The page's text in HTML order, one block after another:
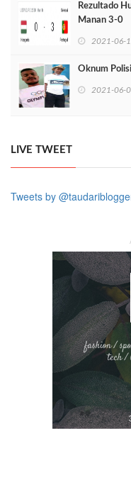
Rezultado
Manan 3-0
2021-06-
Oknum
2021-06-
LIVE TWEET
Tweets by